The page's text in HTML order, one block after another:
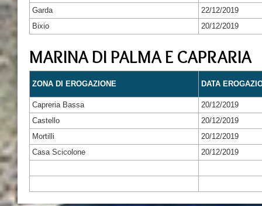
Garda
22/12/2019
Bixio
20/12/2019
MARINA DI PALMA E CAPRARIA
ZONA DI EROGAZIONE DATA
Capreria Bassa
20/12/2019
Castello
20/12/2019
Mortilli
20/12/2019
Casa Scicolone
20/12/2019